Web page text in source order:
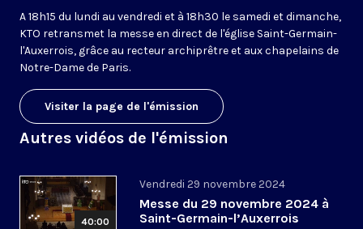
A 18h15 du lundi au vendredi et à 18h30 le samedi et dimanche,
KTO retransmet la messe en direct de l'église Saint-Germain-
l'Auxerrois, grâce au recteur archiprêtre et aux chapelains de
Notre-Dame de Paris.
Visiter la page de l'émission
Autres vidéos de l'émission
40:00
Vendredi 29 novembre 2024
Messe du 29 novembre 2024 à
Saint-Germain-l’Auxerrois